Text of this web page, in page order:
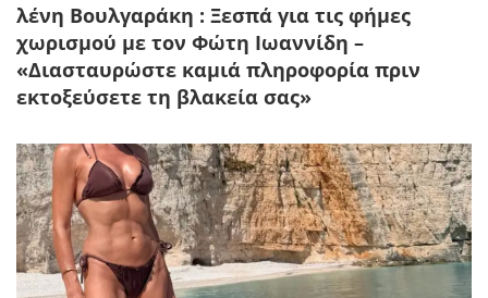
λένη Βουλγαράκη : Ξεσπά για τις φήμες
χωρισμού με τον Φώτη Ιωαννίδη –
«Διασταυρώστε καμιά πληροφορία πριν
εκτοξεύσετε τη βλακεία σας»